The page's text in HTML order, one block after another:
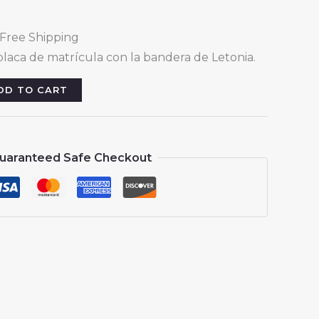
Shipping
de matrícula con la bandera de Letonia.
TO CART
Safe Checkout